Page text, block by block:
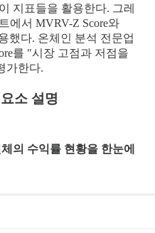
지표들을 활용한다. 그레
에서 MVRV-Z Score와
했다. 온체인 분석 전문업
를 "시장 고점과 저점을
가한다.
소 설명
의 수익률 현황을 한눈에